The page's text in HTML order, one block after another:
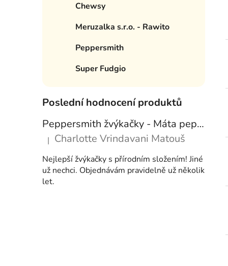
Chewsy
Meruzalka s.r.o. - Rawito
Peppersmith
Super Fudgio
Poslední hodnocení produktů
Peppersmith žvýkačky - Máta peprná, 15 g
Hodnocení produktu je 5 z 5 hvězdiček.
| Charlotte Vrindavani Matouš
Nejlepší žvýkačky s přírodním složením! Jiné
už nechci. Objednávám pravidelně už několik
let.